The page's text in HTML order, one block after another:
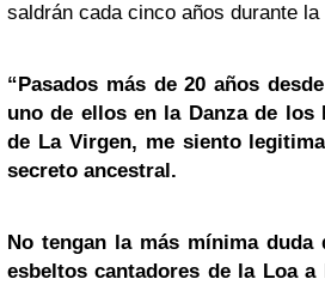
saldrán cada cinco años durante
“Pasados más de 20 años
uno de ellos en la Danza de los
de La Virgen, me siento
secreto ancestral.
No tengan la más mínima
esbeltos cantadores de la Loa a